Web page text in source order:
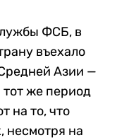
ФСБ, в
въехало
Азии —
тот же период
на то, что
несмотря на